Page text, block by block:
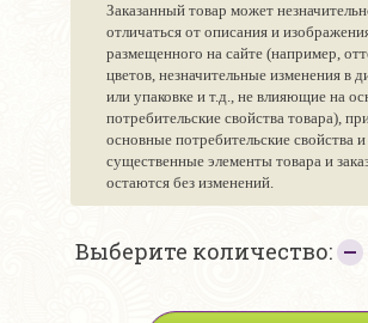
Заказанный товар может
отличаться от описания и
размещенного на сайте (например,
цветов, незначительные изменения в
или упаковке и т.д., не влияющие на
потребительские свойства товара),
основные потребительские свойства
существенные элементы товара и
остаются без изменений.
Выберите количество: